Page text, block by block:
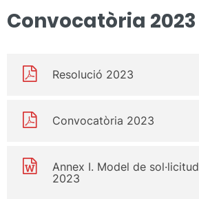
Convocatòria 2023
Resolució 2023
Convocatòria 2023
Annex I. Model de sol·licitud
2023